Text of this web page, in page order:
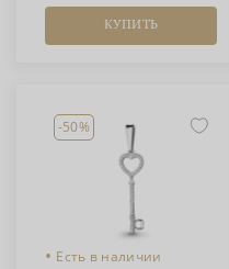
КУПИТЬ
-50%
• Есть в наличии